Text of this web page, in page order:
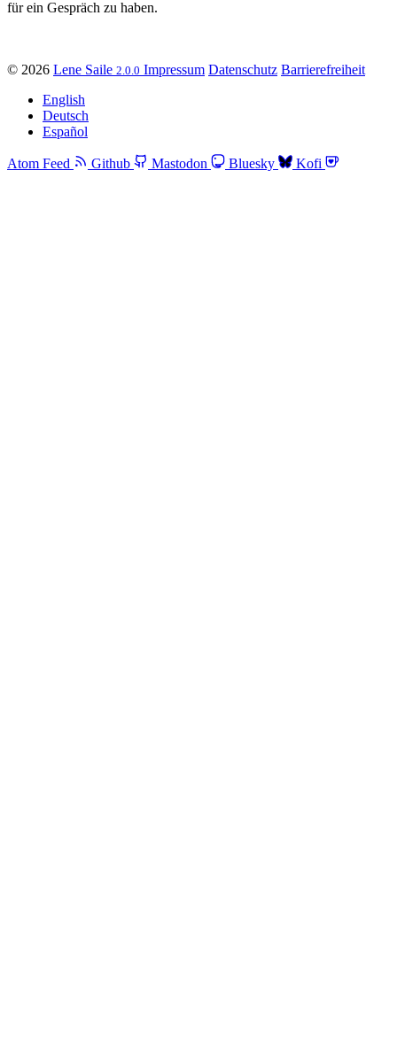
für ein Gespräch zu haben.
© 2026 Lene Saile 2.0.0 Impressum Datenschutz Barrierefreiheit
English
Deutsch
Español
Atom Feed Github Mastodon Bluesky Kofi